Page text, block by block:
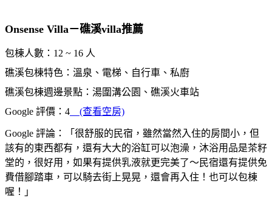
Onsense Villa－礁溪villa推薦
包棟人數：12 ~ 16 人
礁溪包棟特色：溫泉、電梯、自行車、私廚
礁溪包棟週邊景點：湯圍溝公園、礁溪火車站
Google 評價：4 (查看空房)
Google 評論：「很舒服的民宿，雖然當然入住的房間小，但
該有的東西都有，還有大大的浴缸可以泡澡，沐浴用品是茶籽
堂的，很好用，如果有提供乳液就更完美了～民宿還有提供免
費借腳踏車，可以騎去街上晃晃，還會再入住！也可以包棟
喔！」